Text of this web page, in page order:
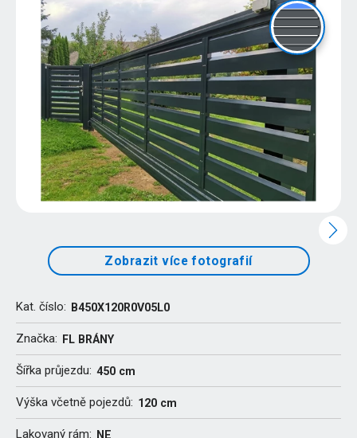
Zobrazit více fotografií
Kat. číslo: B450X120R0V05L0
Značka: FL BRÁNY
Šířka průjezdu: 450 cm
Výška včetně pojezdů: 120 cm
Lakovaný rám: NE